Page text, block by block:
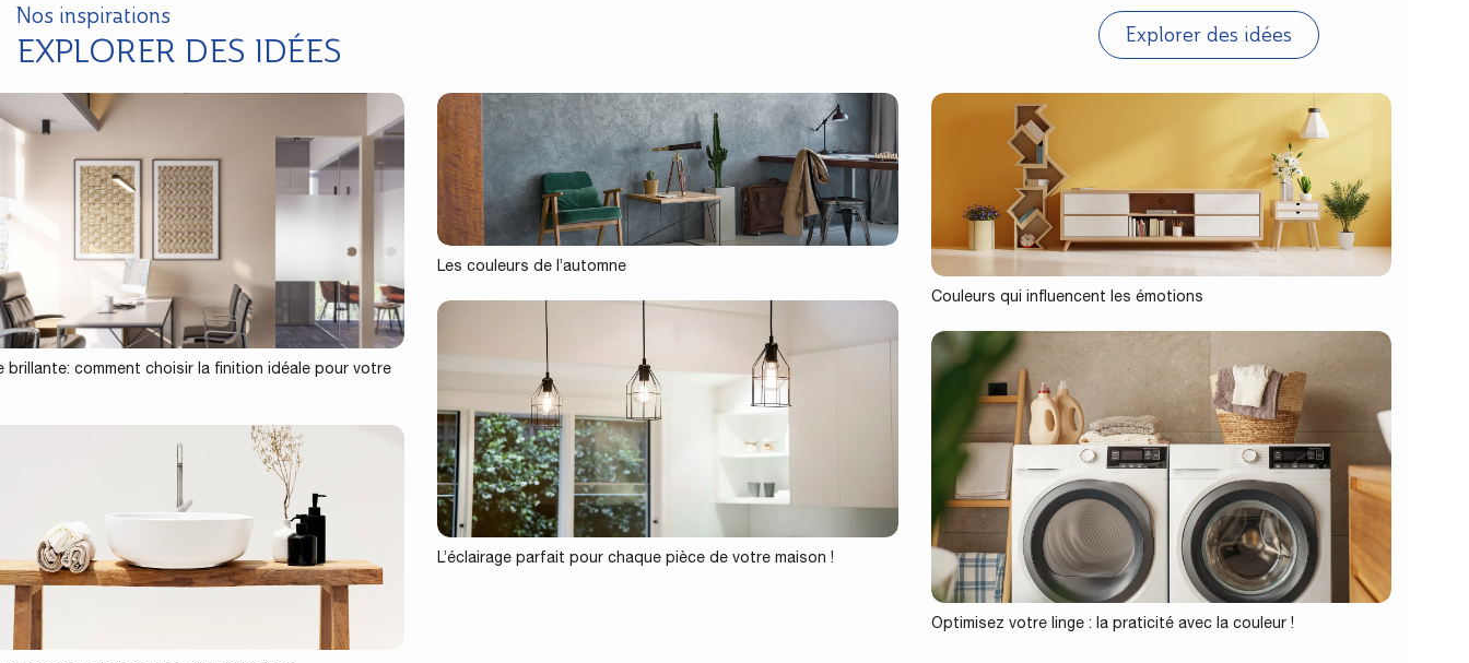
Nos inspirations
EXPLORER DES IDÉES Explorer des idées
brillante: comment choisir la finition idéale pour votre
Les couleurs de l’automne
Couleurs qui influencent les émotions
L’éclairage parfait pour chaque pièce de votre maison !
Optimisez votre linge : la praticité avec la couleur !